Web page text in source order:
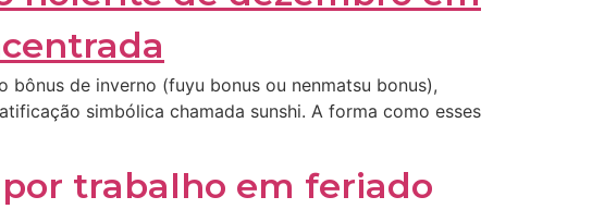
de inverno (fuyu bonus ou nenmatsu bonus),
simbólica chamada sunshi. A forma como esses
trabalho em feriado